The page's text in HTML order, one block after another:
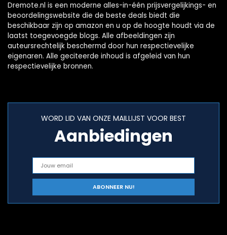
Dremote.nl is een moderne alles-in-één prijsvergelijkings- en
beoordelingswebsite die de beste deals biedt die
beschikbaar zijn op amazon en u op de hoogte houdt via de
laatst toegevoegde blogs. Alle afbeeldingen zijn
auteursrechtelijk beschermd door hun respectievelijke
eigenaren. Alle geciteerde inhoud is afgeleid van hun
respectievelijke bronnen.
WORD LID VAN ONZE MAILLIJST VOOR BEST
Aanbiedingen